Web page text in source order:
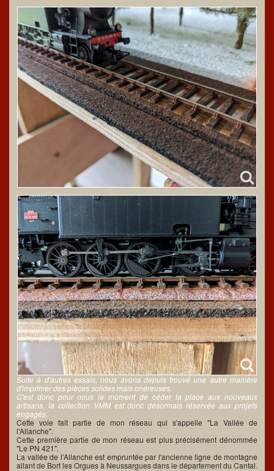
Suite à d'autres essais, nous avons depuis trouvé une autre manière
d'imprimer des pièces solides mais onéreuses.
C'est donc pour nous le moment de céder la place aux nouveaux
artisans, la collection VMM est donc désormais réservée aux projets
engagés.
Cette voie fait partie de mon réseau qui s'appelle "La Vallée de
l'Allanche".
Cette première partie de mon réseau est plus précisément dénommée
"Le PN 421".
La vallée de l'Allanche est empruntée par l'ancienne ligne de montagne
allant de Bort les Orgues à Neussargues dans le département du Cantal.